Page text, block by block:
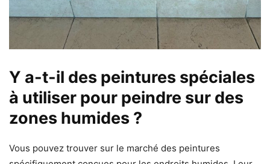
Y a-t-il des peintures spéciales
à utiliser pour peindre sur des
zones humides ?
Vous pouvez trouver sur le marché des peintures